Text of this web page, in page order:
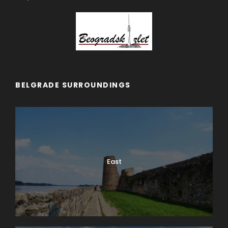
ljubiteljima odlicno upotpunjuju razne vrste hrane.
Bez obzira da li ste ljubitelj salata ili morskih plodova i
mediteranske hrane ili pak pikantnih jela od ribe,
poput dimljenog lososa, u vinariji Pantić možete naći
specijaliteta od divljači, tamnih mesa, jakih sireva ili
Ukoliko niste sigurni u izbor, domaćini će vam
posvetiti punu pažnju kako biste izabrali vina koja će
Vinarije u Beogradu, kao što je vinarija Pantić su
pravo osveženje za turizam u Srbiji. Poseta ovoj
vinariji treba da bude namenska, onda kada želite
natenane provesti prijatne trenutke u svetu vina. U
BELGRADE SURROUNDINGS
East